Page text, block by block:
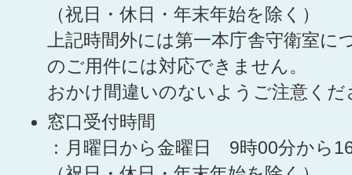
（祝日・休日・年末年始を除く）
上記時間外には第一本庁舎守衛室に
のご用件には対応できません。
おかけ間違いのないようご注意くだ
窓口受付時間
：月曜日から金曜日 9時00分から